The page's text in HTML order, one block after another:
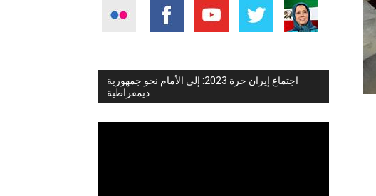
اجتماع إيران حرة 2023: إلى الأمام نحو جمهورية
ديمقراطية